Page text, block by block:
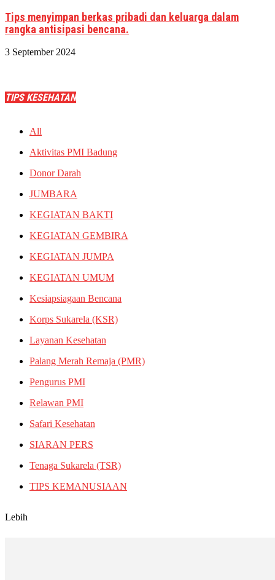
Tips menyimpan berkas pribadi dan keluarga dalam
rangka antisipasi bencana.
3 September 2024
TIPS KESEHATAN
All
Aktivitas PMI Badung
Donor Darah
JUMBARA
KEGIATAN BAKTI
KEGIATAN GEMBIRA
KEGIATAN JUMPA
KEGIATAN UMUM
Kesiapsiagaan Bencana
Korps Sukarela (KSR)
Layanan Kesehatan
Palang Merah Remaja (PMR)
Pengurus PMI
Relawan PMI
Safari Kesehatan
SIARAN PERS
Tenaga Sukarela (TSR)
TIPS KEMANUSIAAN
Lebih